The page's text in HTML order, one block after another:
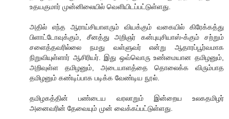
உதயகுமார் முன்னிலையில் வெளியிடப்பட்டுள்ளது.
அதில் எந்த ஆராய்சியாளரும் வியக்கும் வகையில் கிரேக்கத்து
பிளாட்டோவுக்கும், சீனத்து அறிஞர் கன்புயுசியாஸ்-க்கும் சற்றும்
சளைத்தவரில்லை நமது வள்ளுவர் என்று ஆதாரப்பூர்வமாக
நிறுவியுள்ளார் ஆசிரியர். இது ஒவ்வொரு உண்மையான தமிழனும்,
அறிவுள்ள தமிழனும், அடையாளத்தை தொலைக்க விரும்பாத
தமிழனும் கண்டிப்பாக படிக்க வேண்டிய நூல்.
தமிழகத்தின் பண்டைய வரலாறும் இன்றைய உலகதமிழர்
அனைவரின் தேவையும் முன் வைக்கப்பட்டுள்ளது.